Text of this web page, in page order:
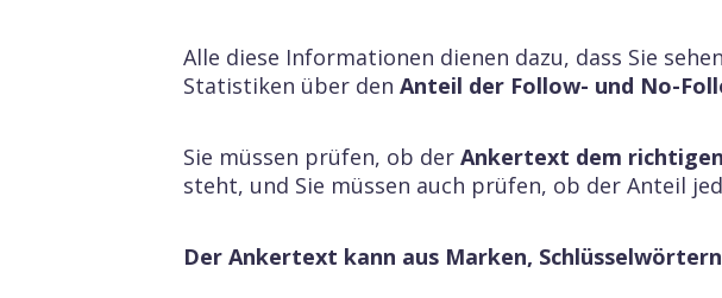
Alle diese Informationen dienen dazu, dass Sie
Statistiken über den Anteil der Follow- und No-
Sie müssen prüfen, ob der Ankertext dem
steht, und Sie müssen auch prüfen, ob der Anteil
Der Ankertext kann aus Marken,